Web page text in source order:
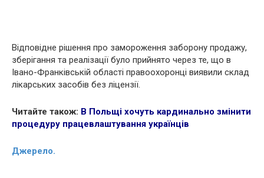
Відповідне рішення про замороження заборону продажу,
зберігання та реалізації було прийнято через те, що в
Івано-Франківській області правоохоронці виявили склад
лікарських засобів без ліцензії.
Читайте також: В Польщі хочуть кардинально змінити
процедуру працевлаштування українців
Джерело.